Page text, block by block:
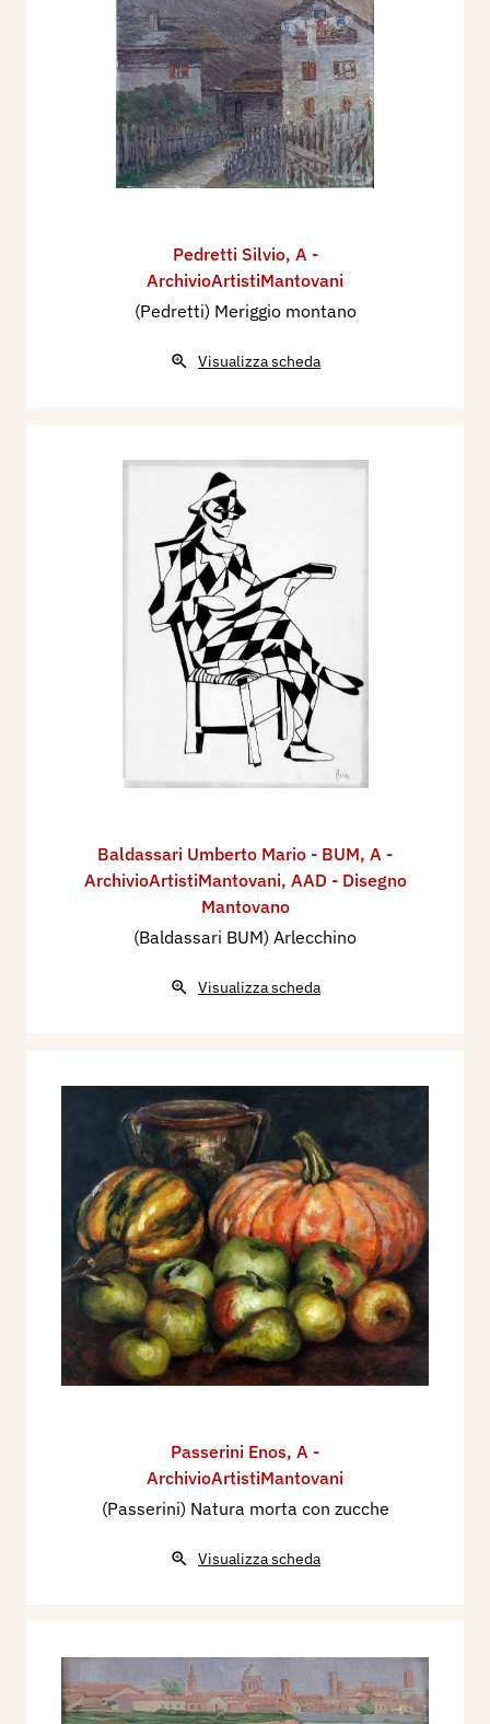
Pedretti Silvio, A -
ArchivioArtistiMantovani
(Pedretti) Meriggio montano
Visualizza scheda
Baldassari Umberto Mario - BUM, A -
ArchivioArtistiMantovani, AAD - Disegno
Mantovano
(Baldassari BUM) Arlecchino
Visualizza scheda
Passerini Enos, A -
ArchivioArtistiMantovani
(Passerini) Natura morta con zucche
Visualizza scheda